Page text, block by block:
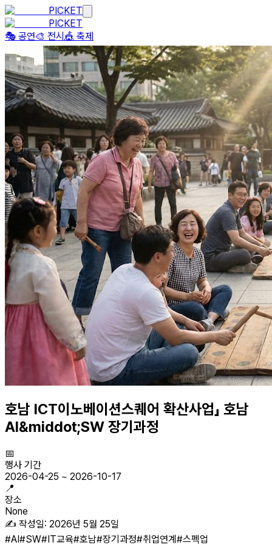
PICKET
PICKET
🎭 공연🎨 전시 🎪 축제
호남 ICT이노베이션스퀘어 확산사업」 호남
AI&middot;SW 장기과정
📅
행사 기간
2026-04-25 ~ 2026-10-17
📍
장소
None
✍️ 작성일: 2026년 5월 25일
#AI#SW#IT교육#호남#장기과정#취업연계#스펙업